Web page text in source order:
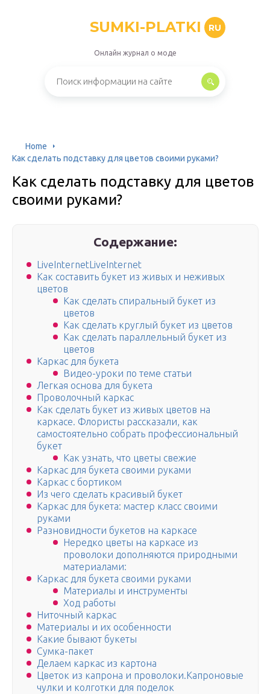
SUMKI-PLATKI RU
Онлайн журнал о моде
Home
Как сделать подставку для цветов своими руками?
Как сделать подставку для цветов
своими руками?
Содержание:
LiveInternetLiveInternet
Как составить букет из живых и неживых
цветов
Как сделать спиральный букет из
цветов
Как сделать круглый букет из цветов
Как сделать параллельный букет из
цветов
Каркас для букета
Видео-уроки по теме статьи
Легкая основа для букета
Проволочный каркас
Как сделать букет из живых цветов на
каркасе. Флористы рассказали, как
самостоятельно собрать профессиональный
букет
Как узнать, что цветы свежие
Каркас для букета своими руками
Каркас с бортиком
Из чего сделать красивый букет
Каркас для букета: мастер класс своими
руками
Разновидности букетов на каркасе
Нередко цветы на каркасе из
проволоки дополняются природными
материалами:
Каркас для букета своими руками
Материалы и инструменты
Ход работы
Ниточный каркас
Материалы и их особенности
Какие бывают букеты
Сумка-пакет
Делаем каркас из картона
Цветок из капрона и проволоки.Капроновые
чулки и колготки для поделок